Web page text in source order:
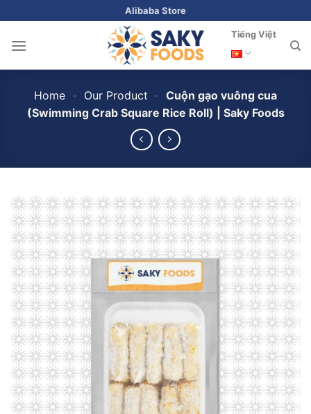
to
content
Alibaba Store
Tiếng Việt
Home - Our Product - Cuộn gạo vuông cua
(Swimming Crab Square Rice Roll) | Saky Foods